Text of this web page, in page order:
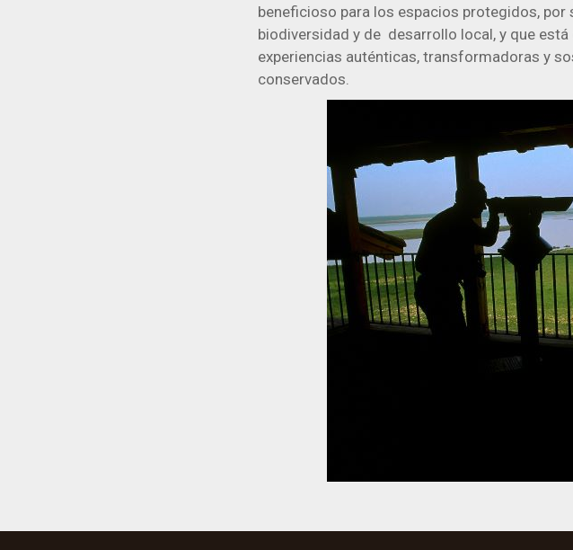
beneficioso para los espacios protegidos,
biodiversidad y de desarrollo local, y que
experiencias auténticas, transformadoras y
conservados.